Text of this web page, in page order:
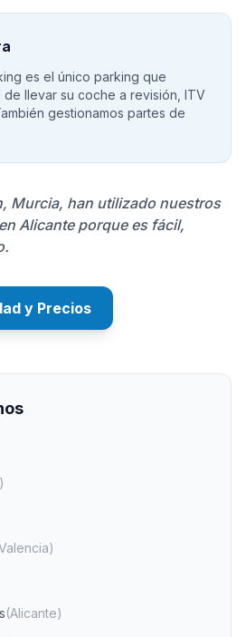
es el único parking que
llevar su coche a revisión, ITV
gestionamos partes de
Murcia, han utilizado nuestros
Alicante porque es fácil,
y Precios
(Alicante)